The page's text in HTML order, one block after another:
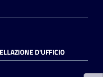
D'UFFICIO